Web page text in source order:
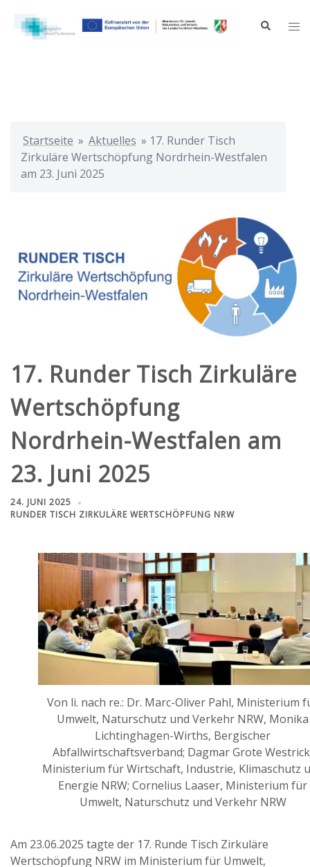
Inhalt
springen
Suche
Startseite » Aktuelles » 17. Runder Tisch
Zirkuläre Wertschöpfung Nordrhein-Westfalen
am 23. Juni 2025
17. Runder Tisch Zirkuläre
Wertschöpfung
Nordrhein-Westfalen am
23. Juni 2025
24. JUNI 2025
RUNDER TISCH ZIRKULÄRE WERTSCHÖPFUNG NRW
Von li. nach re.: Dr. Marc-Oliver Pahl, Ministerium
Umwelt, Naturschutz und Verkehr NRW, Monika
Lichtinghagen-Wirths, Bergischer
Abfallwirtschaftsverband; Dagmar Grote
Ministerium für Wirtschaft, Industrie, Klimaschutz
Energie NRW; Cornelius Laaser, Ministerium für
Umwelt, Naturschutz und Verkehr NRW
Am 23.06.2025 tagte der 17. Runde Tisch Zirkuläre
Wertschöpfung NRW im Ministerium für Umwelt,